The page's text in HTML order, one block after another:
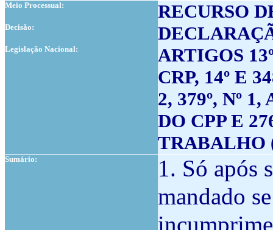
Meio Processual: RECURSO
Decisão:
Legislação Nacional:
ARTIGOS
CRP, 14º E
2, 379º, Nº
DO CPP E
TRABALHO
Sumário:
1. Só após
mandado